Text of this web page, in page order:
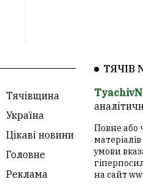
Тячівщина
Україна
Цікаві новини
Головне
Реклама
ТЯЧІВ
Повне або
умови
на сайт